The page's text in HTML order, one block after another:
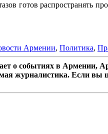
готов распространять
Армении, Политика,
о событиях в Армении,
журналистика. Если